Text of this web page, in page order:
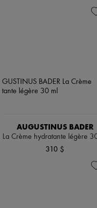
AUGUSTINUS BADER
La Crème hydratante légère
310 $